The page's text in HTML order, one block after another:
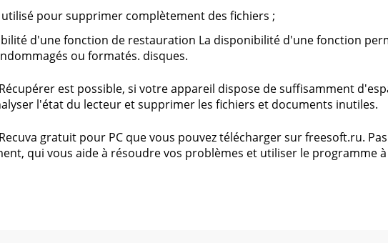
pour supprimer complètement des fichiers ;
d'une fonction de restauration La disponibilité d'une fonction
ou formatés. disques.
est possible, si votre appareil dispose de suffisamment
l'état du lecteur et supprimer les fichiers et documents inutiles.
gratuit pour PC que vous pouvez télécharger sur freesoft.ru.
qui vous aide à résoudre vos problèmes et utiliser le programme